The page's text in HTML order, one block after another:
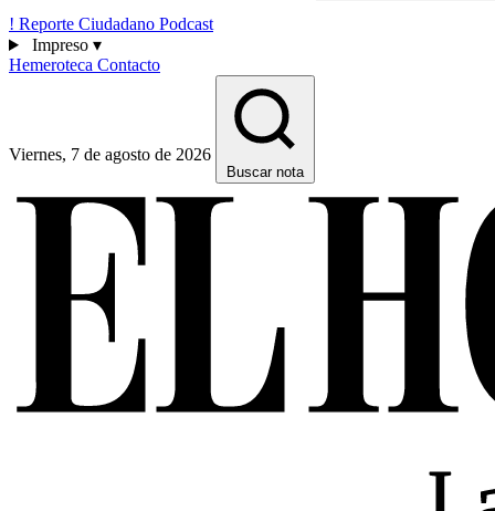
! Reporte Ciudadano Podcast
Impreso ▾
Hemeroteca Contacto
Viernes, 7 de agosto de 2026
Buscar nota